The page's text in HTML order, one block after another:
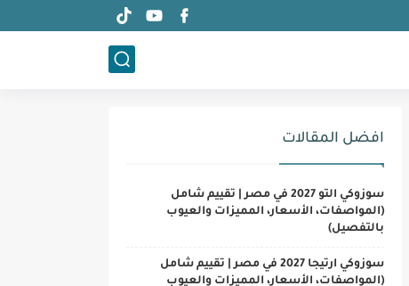
افضل المقالات
سوزوكي التو 2027 في مصر | تقييم شامل
(المواصفات، الأسعار، المميزات والعيوب
بالتفصيل)
سوزوكي ارتيجا 2027 في مصر | تقييم شامل
(المواصفات، الأسعار، المميزات والعيوب